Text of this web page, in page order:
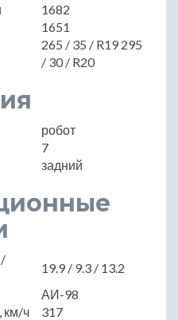
1682
1651
265 / 35 / R19 295
/ 30 / R20
робот
7
задний
19.9 / 9.3 / 13.2
АИ-98
км/ч
317